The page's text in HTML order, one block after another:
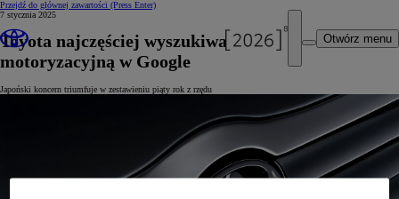
Przejdź do głównej zawartości (Press Enter)
Otwórz menu
7 stycznia 2025
Toyota najczęściej wyszukiwaną marką
motoryzacyjną w Google
Japoński koncern triumfuje w zestawieniu piąty rok z rzędu